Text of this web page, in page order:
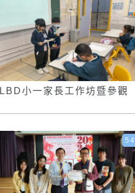
LBD小一家長工作坊暨參觀
54